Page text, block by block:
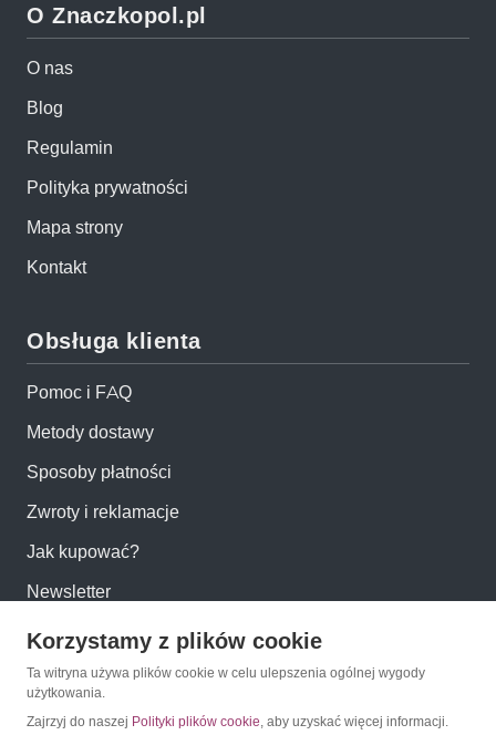
O Znaczkopol.pl
O nas
Blog
Regulamin
Polityka prywatności
Mapa strony
Kontakt
Obsługa klienta
Pomoc i FAQ
Metody dostawy
Sposoby płatności
Zwroty i reklamacje
Jak kupować?
Newsletter
Konto
Moje konto
Korzystamy z plików cookie
Ta witryna używa plików cookie w celu ulepszenia ogólnej wygody
użytkowania.
Zajrzyj do naszej Polityki plików cookie, aby uzyskać więcej informacji.